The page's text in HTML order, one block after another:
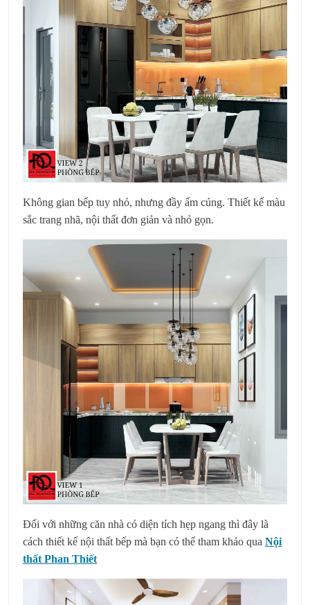
Không gian bếp tuy nhỏ, nhưng đầy ấm cúng. Thiết kế màu
sắc trang nhã, nội thất đơn giản và nhỏ gọn.
Đối với những căn nhà có diện tích hẹp ngang thì đây là
cách thiết kế nội thất bếp mà bạn có thể tham khảo qua Nội
thất Phan Thiết